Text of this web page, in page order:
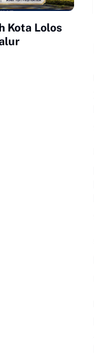
Kota Lolos